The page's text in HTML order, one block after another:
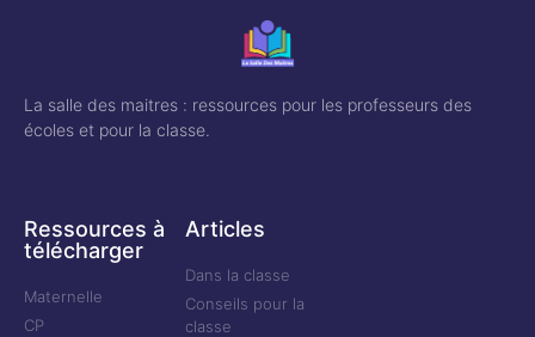
La salle des maitres : ressources pour les professeurs des
écoles et pour la classe.
Ressources à
télécharger
Maternelle
CP
Articles
Dans la classe
Conseils pour la
classe